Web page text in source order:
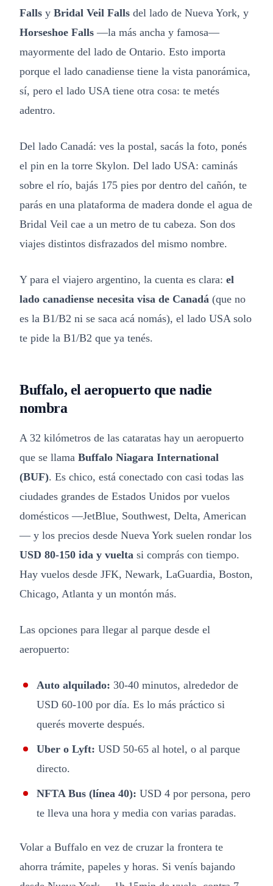
Falls y Bridal Veil Falls del lado de Nueva York, y
Horseshoe Falls —la más ancha y famosa—
mayormente del lado de Ontario. Esto importa
porque el lado canadiense tiene la vista panorámica,
sí, pero el lado USA tiene otra cosa: te metés
adentro.
Del lado Canadá: ves la postal, sacás la foto, ponés
el pin en la torre Skylon. Del lado USA: caminás
sobre el río, bajás 175 pies por dentro del cañón, te
parás en una plataforma de madera donde el agua de
Bridal Veil cae a un metro de tu cabeza. Son dos
viajes distintos disfrazados del mismo nombre.
Y para el viajero argentino, la cuenta es clara: el
lado canadiense necesita visa de Canadá (que no
es la B1/B2 ni se saca acá nomás), el lado USA solo
te pide la B1/B2 que ya tenés.
Buffalo, el aeropuerto que nadie
nombra
A 32 kilómetros de las cataratas hay un aeropuerto
que se llama Buffalo Niagara International
(BUF). Es chico, está conectado con casi todas las
ciudades grandes de Estados Unidos por vuelos
domésticos —JetBlue, Southwest, Delta, American
— y los precios desde Nueva York suelen rondar los
USD 80-150 ida y vuelta si comprás con tiempo.
Hay vuelos desde JFK, Newark, LaGuardia, Boston,
Chicago, Atlanta y un montón más.
Las opciones para llegar al parque desde el
aeropuerto:
Auto alquilado: 30-40 minutos, alrededor de
USD 60-100 por día. Es lo más práctico si
querés moverte después.
Uber o Lyft: USD 50-65 al hotel, o al parque
directo.
NFTA Bus (línea 40): USD 4 por persona, pero
te lleva una hora y media con varias paradas.
Volar a Buffalo en vez de cruzar la frontera te
ahorra trámite, papeles y horas. Si venís bajando